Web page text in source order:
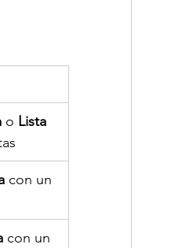
o Lista
con un
con un